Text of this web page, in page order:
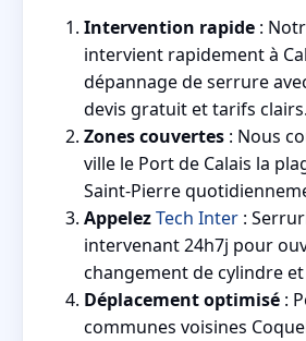
Intervention rapide :
intervient rapidement à
dépannage de serrure
devis gratuit et tarifs clairs.
Zones couvertes : Nous
ville le Port de Calais la
Saint-Pierre
AppelezTech Inter :
intervenant 24h7j pour
changement de cylindre
Déplacement optimisé :
communes voisines